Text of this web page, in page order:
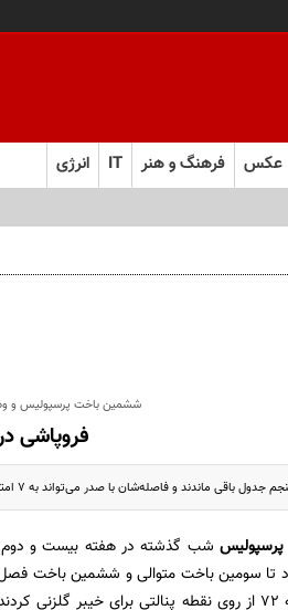
عکس فرهنگ و هنر IT انرژی
ششمین باخت پرسپولیس و
فروپاشی
پرسپولیس شب گذشته در هفته بیست و دوم